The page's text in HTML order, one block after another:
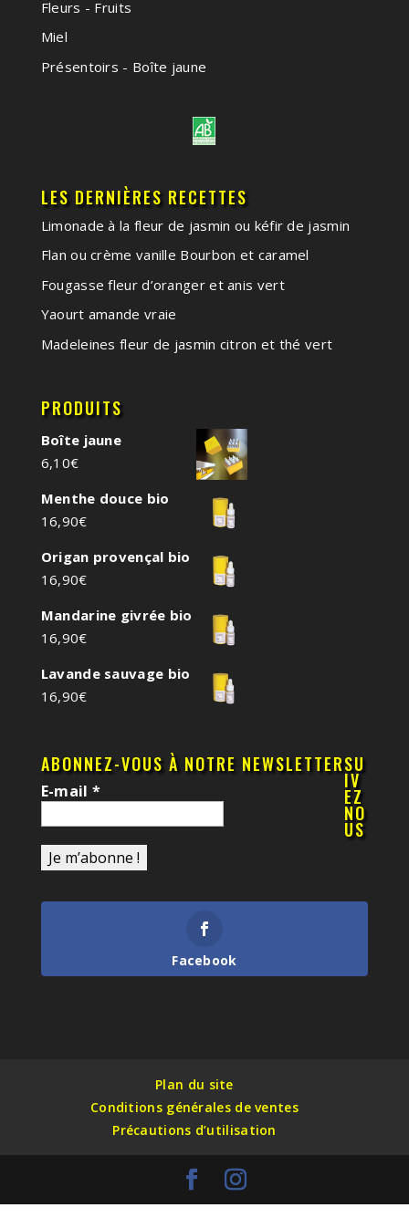
Fleurs - Fruits
Miel
Présentoirs - Boîte jaune
LES DERNIÈRES RECETTES
Limonade à la fleur de jasmin ou kéfir de jasmin
Flan ou crème vanille Bourbon et caramel
Fougasse fleur d’oranger et anis vert
Yaourt amande vraie
Madeleines fleur de jasmin citron et thé vert
PRODUITS
Boîte jaune
6,10€
Menthe douce bio
16,90€
Origan provençal bio
16,90€
Mandarine givrée bio
16,90€
Lavande sauvage bio
16,90€
ABONNEZ-VOUS À NOTRE NEWSLETTER
E-mail *
SU
IV
EZ
NO
US
Facebook
Plan du site
Conditions générales de ventes
Précautions d’utilisation